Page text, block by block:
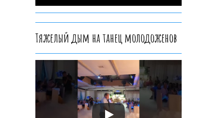
Тяжелый дым на танец молодоженов